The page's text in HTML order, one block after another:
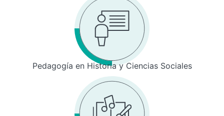
Pedagogía en Historia y Ciencias Sociales